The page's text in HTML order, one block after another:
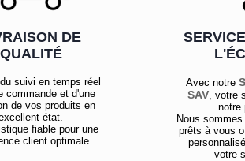
DE
QUALITÉ
suivi en temps réel
commande et d'une
de vos produits en
état.
fiable pour une
client optimale.
Avec notre
SAV , votre
notre
Nous
prêts à vous
votre